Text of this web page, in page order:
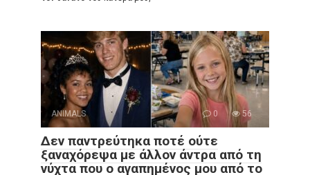
ANIMALS 0 56
Δεν παντρεύτηκα ποτέ ούτε
ξαναχόρεψα με άλλον άντρα από τη
νύχτα που ο αγαπημένος μου από το